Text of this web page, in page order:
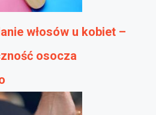
włosów u kobiet –
osocza